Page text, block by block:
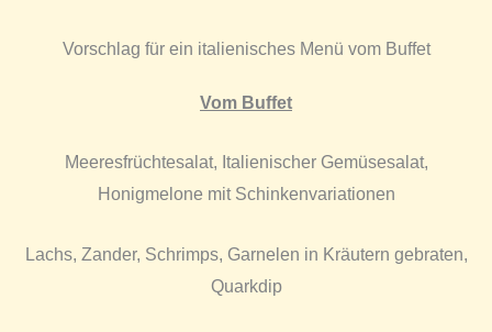
Vorschlag für ein italienisches Menü vom Buffet
Vom Buffet
Meeresfrüchtesalat, Italienischer Gemüsesalat,
Honigmelone mit Schinkenvariationen
Lachs, Zander, Schrimps, Garnelen in Kräutern gebraten,
Quarkdip